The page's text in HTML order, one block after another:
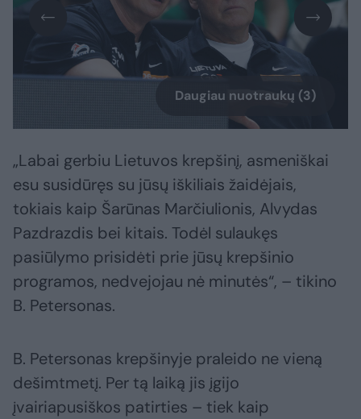
Daugiau nuotraukų (3)
„Labai gerbiu Lietuvos krepšinį, asmeniškai
esu susidūręs su jūsų iškiliais žaidėjais,
tokiais kaip Šarūnas Marčiulionis, Alvydas
Pazdrazdis bei kitais. Todėl sulaukęs
pasiūlymo prisidėti prie jūsų krepšinio
programos, nedvejojau nė minutės“, – tikino
B. Petersonas.
B. Petersonas krepšinyje praleido ne vieną
dešimtmetį. Per tą laiką jis įgijo
įvairiapusiškos patirties – tiek kaip